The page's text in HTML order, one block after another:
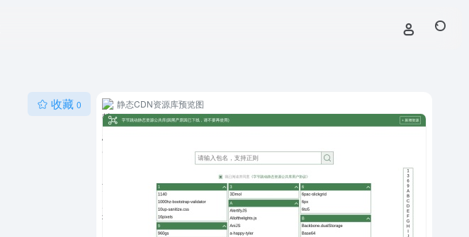
收藏 0 静态CDN资源库预览图